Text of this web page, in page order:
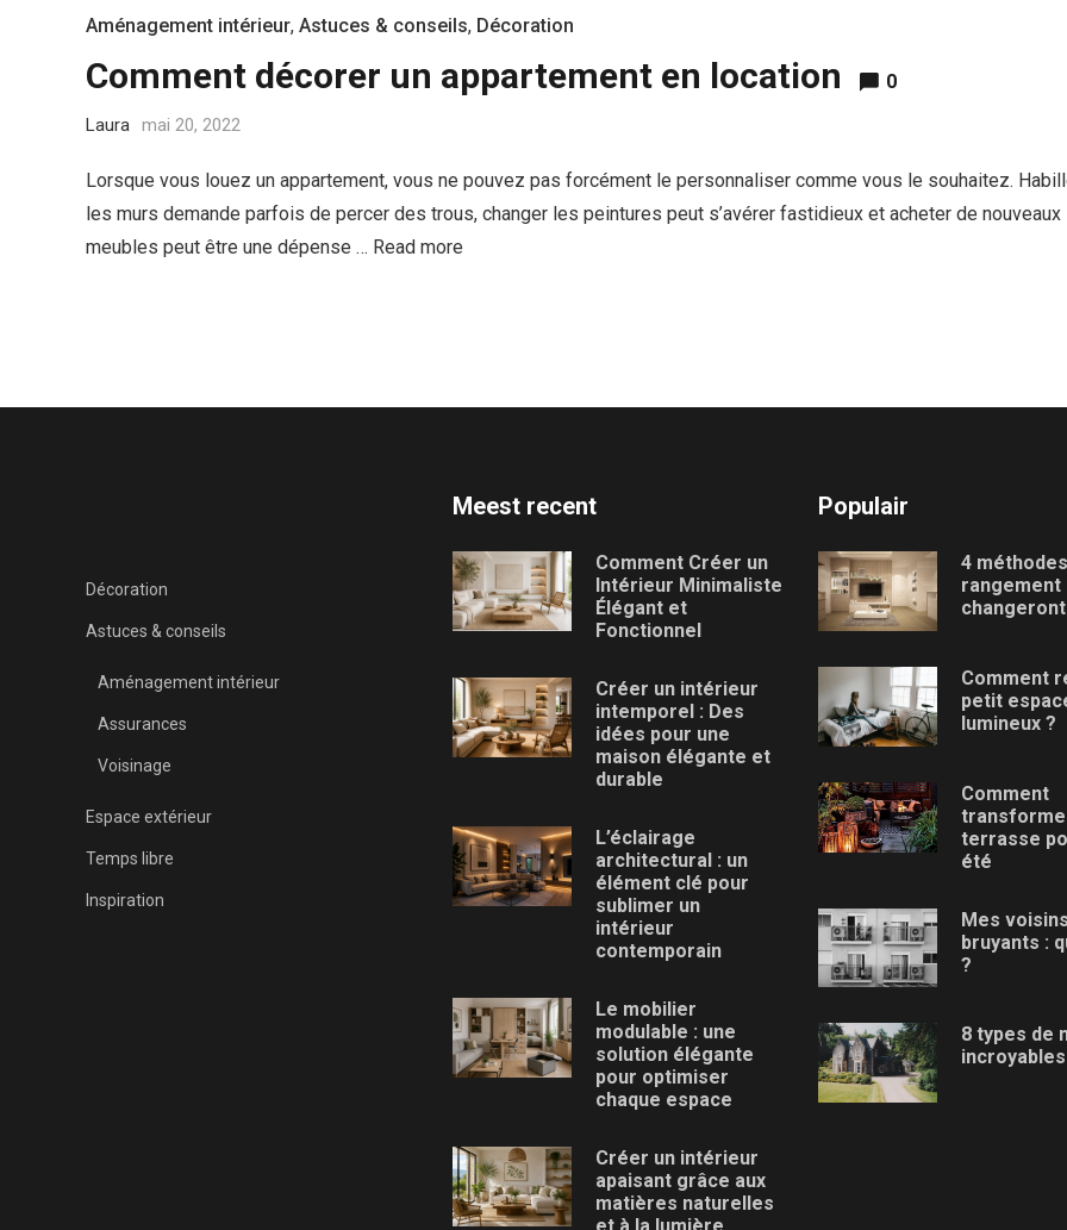
Aménagement intérieur, Astuces & conseils, Décoration
Comment décorer un appartement en location 0
Laura mai 20, 2022
Lorsque vous louez un appartement, vous ne pouvez pas forcément le personnaliser comme vous le souhaitez.
les murs demande parfois de percer des trous, changer les peintures peut s’avérer fastidieux et acheter de nouveaux
meubles peut être une dépense … Read more
Décoration
Astuces & conseils
Aménagement intérieur
Assurances
Voisinage
Espace extérieur
Temps libre
Inspiration
Meest recent
Comment Créer un
Intérieur Minimaliste
Élégant et
Fonctionnel
Créer un intérieur
intemporel : Des
idées pour une
maison élégante et
durable
L’éclairage
architectural : un
élément clé pour
sublimer un
intérieur
contemporain
Le mobilier
modulable : une
solution élégante
pour optimiser
chaque espace
Créer un intérieur
apaisant grâce aux
matières naturelles
Populair
4
rangement
Comment
petit
lumineux ?
Comment
terrasse
été
Mes
bruyants :
?
8 types de
incroyables